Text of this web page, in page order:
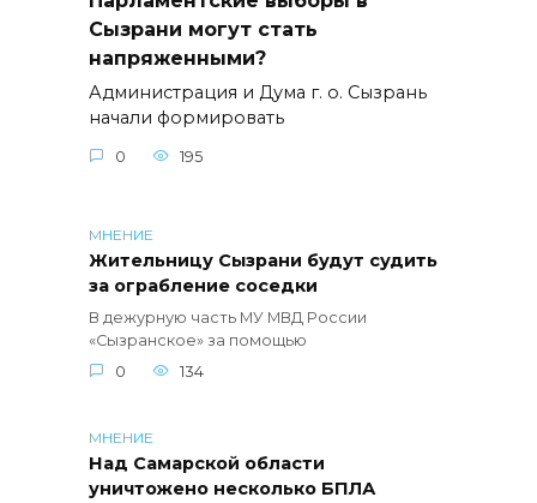
Сызрани могут стать
напряженными?
Администрация и Дума г. о. Сызрань
начали формировать
0 195
МНЕНИЕ
Жительницу Сызрани будут судить
за ограбление соседки
В дежурную часть МУ МВД России
«Сызранское» за помощью
0
134
МНЕНИЕ
Над Самарской области
уничтожено несколько БПЛА